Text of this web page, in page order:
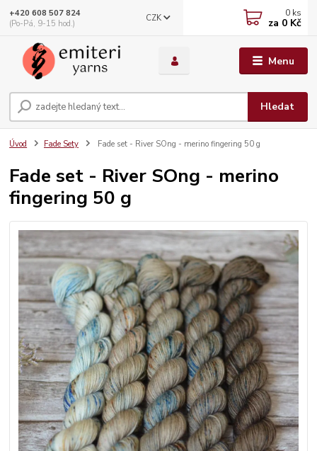
Menu
CZK
Hledat
+420 608 507 824
(Po-Pá, 9-15 hod.)
0 ks
za 0 Kč
Úvod Fade Sety Fade set - River SOng - merino fingering 50 g
Fade set - River SOng - merino
fingering 50 g